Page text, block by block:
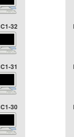
32
31
30